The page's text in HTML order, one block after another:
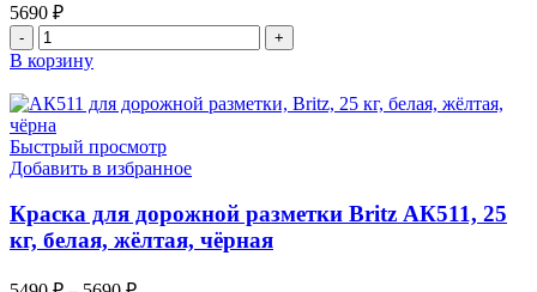
5690 ₽
Количество
товара
Эмаль
Бриц/Britz
станд.
НЦ-132,
черная
В корзину
Быстрый просмотр
Добавить в избранное
Краска для дорожной разметки Britz АК511, 25
кг, белая, жёлтая, чёрная
Диапазон